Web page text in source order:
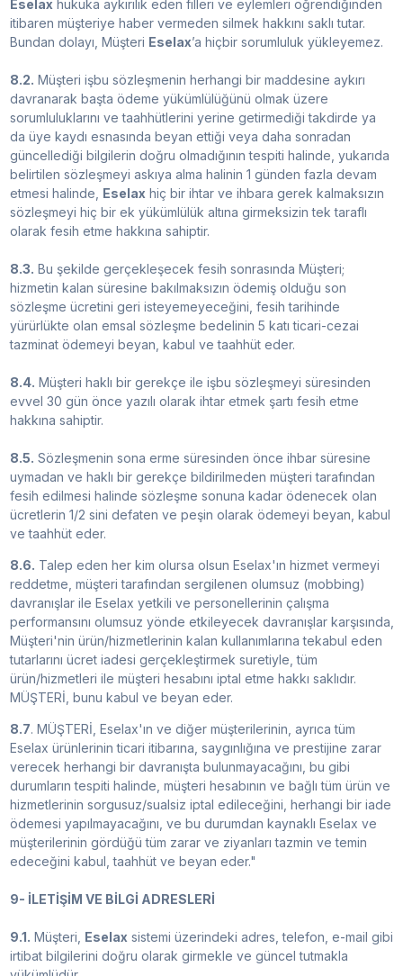
Eselax hukuka aykırılık eden filleri ve eylemleri öğrendiğinden
itibaren müşteriye haber vermeden silmek hakkını saklı tutar.
Bundan dolayı, Müşteri Eselax’a hiçbir sorumluluk yükleyemez.
8.2. Müşteri işbu sözleşmenin herhangi bir maddesine aykırı
davranarak başta ödeme yükümlülüğünü olmak üzere
sorumluluklarını ve taahhütlerini yerine getirmediği takdirde ya
da üye kaydı esnasında beyan ettiği veya daha sonradan
güncellediği bilgilerin doğru olmadığının tespiti halinde, yukarıda
belirtilen sözleşmeyi askıya alma halinin 1 günden fazla devam
etmesi halinde, Eselax hiç bir ihtar ve ihbara gerek kalmaksızın
sözleşmeyi hiç bir ek yükümlülük altına girmeksizin tek taraflı
olarak fesih etme hakkına sahiptir.
8.3. Bu şekilde gerçekleşecek fesih sonrasında Müşteri;
hizmetin kalan süresine bakılmaksızın ödemiş olduğu son
sözleşme ücretini geri isteyemeyeceğini, fesih tarihinde
yürürlükte olan emsal sözleşme bedelinin 5 katı ticari-cezai
tazminat ödemeyi beyan, kabul ve taahhüt eder.
8.4. Müşteri haklı bir gerekçe ile işbu sözleşmeyi süresinden
evvel 30 gün önce yazılı olarak ihtar etmek şartı fesih etme
hakkına sahiptir.
8.5. Sözleşmenin sona erme süresinden önce ihbar süresine
uymadan ve haklı bir gerekçe bildirilmeden müşteri tarafından
fesih edilmesi halinde sözleşme sonuna kadar ödenecek olan
ücretlerin 1/2 sini defaten ve peşin olarak ödemeyi beyan, kabul
ve taahhüt eder.
8.6. Talep eden her kim olursa olsun Eselax'ın hizmet vermeyi
reddetme, müşteri tarafından sergilenen olumsuz (mobbing)
davranışlar ile Eselax yetkili ve personellerinin çalışma
performansını olumsuz yönde etkileyecek davranışlar karşısında,
Müşteri'nin ürün/hizmetlerinin kalan kullanımlarına tekabul eden
tutarlarını ücret iadesi gerçekleştirmek suretiyle, tüm
ürün/hizmetleri ile müşteri hesabını iptal etme hakkı saklıdır.
MÜŞTERİ, bunu kabul ve beyan eder.
8.7. MÜŞTERİ, Eselax'ın ve diğer müşterilerinin, ayrıca tüm
Eselax ürünlerinin ticari itibarına, saygınlığına ve prestijine zarar
verecek herhangi bir davranışta bulunmayacağını, bu gibi
durumların tespiti halinde, müşteri hesabının ve bağlı tüm ürün ve
hizmetlerinin sorgusuz/sualsiz iptal edileceğini, herhangi bir iade
ödemesi yapılmayacağını, ve bu durumdan kaynaklı Eselax ve
müşterilerinin gördüğü tüm zarar ve ziyanları tazmin ve temin
edeceğini kabul, taahhüt ve beyan eder."
9- İLETİŞİM VE BİLGİ ADRESLERİ
9.1. Müşteri, Eselax sistemi üzerindeki adres, telefon, e-mail gibi
irtibat bilgilerini doğru olarak girmekle ve güncel tutmakla